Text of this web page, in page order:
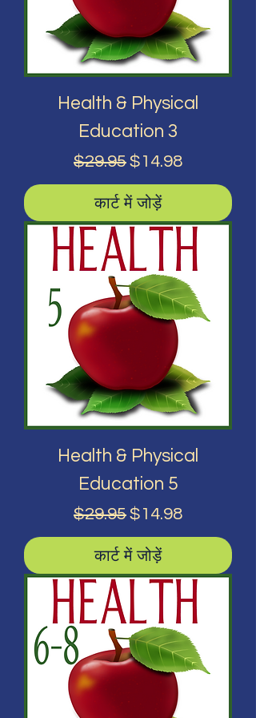
Health & Physical
Education 3
नियमित मूल्य
$29.95बिक्री मूल्य
$14.98
कार्ट में जोड़ें
Health & Physical
Education 5
नियमित मूल्य
$29.95बिक्री मूल्य
$14.98
कार्ट में जोड़ें